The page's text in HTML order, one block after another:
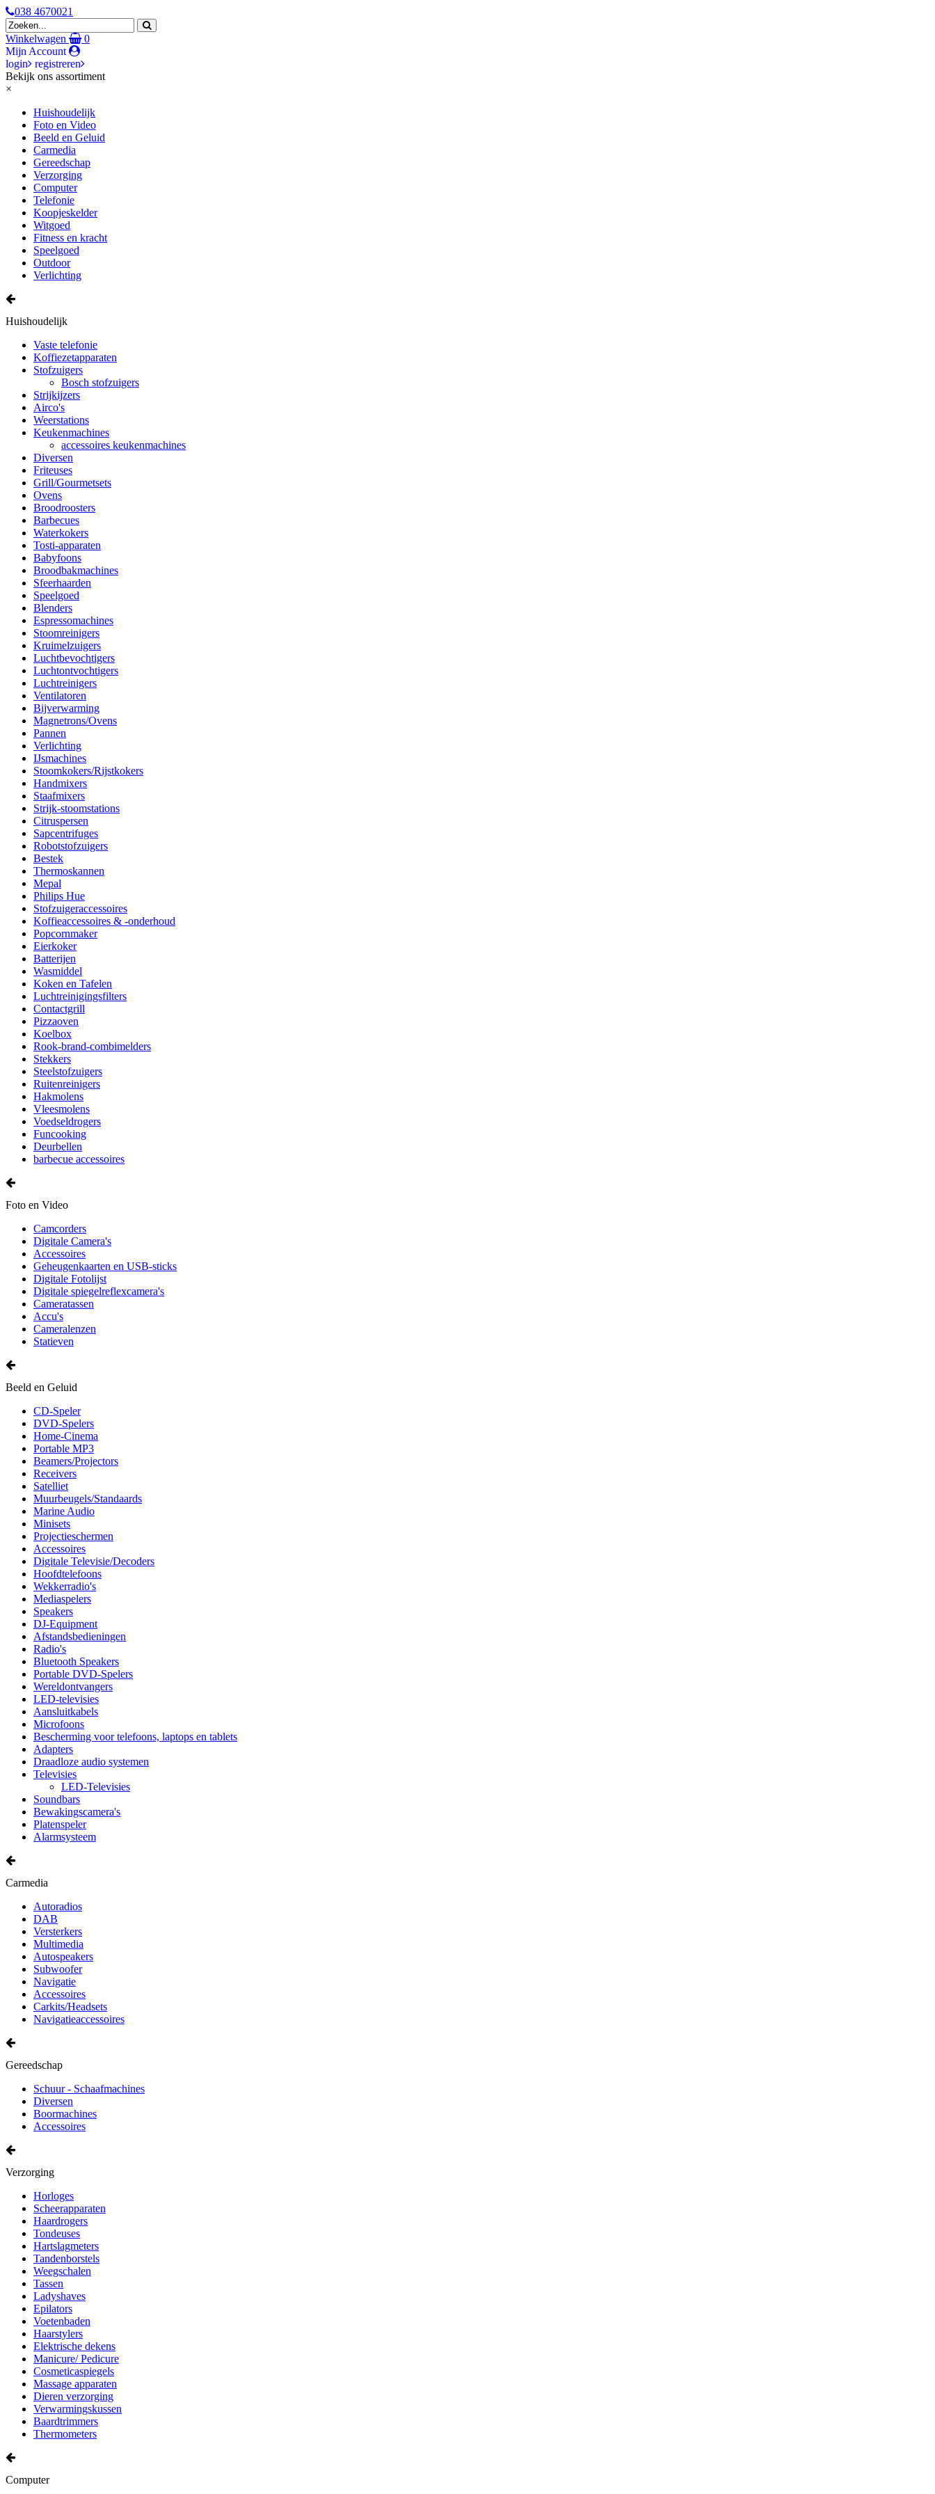
038 4670021
Winkelwagen
0
Mijn Account
login
registreren
Bekijk ons assortiment
×
Huishoudelijk
Foto en Video
Beeld en Geluid
Carmedia
Gereedschap
Verzorging
Computer
Telefonie
Koopjeskelder
Witgoed
Fitness en kracht
Speelgoed
Outdoor
Verlichting
Huishoudelijk
Vaste telefonie
Koffiezetapparaten
Stofzuigers
Bosch stofzuigers
Strijkijzers
Airco's
Weerstations
Keukenmachines
accessoires keukenmachines
Diversen
Friteuses
Grill/Gourmetsets
Ovens
Broodroosters
Barbecues
Waterkokers
Tosti-apparaten
Babyfoons
Broodbakmachines
Sfeerhaarden
Speelgoed
Blenders
Espressomachines
Stoomreinigers
Kruimelzuigers
Luchtbevochtigers
Luchtontvochtigers
Luchtreinigers
Ventilatoren
Bijverwarming
Magnetrons/Ovens
Pannen
Verlichting
IJsmachines
Stoomkokers/Rijstkokers
Handmixers
Staafmixers
Strijk-stoomstations
Citruspersen
Sapcentrifuges
Robotstofzuigers
Bestek
Thermoskannen
Mepal
Philips Hue
Stofzuigeraccessoires
Koffieaccessoires & -onderhoud
Popcornmaker
Eierkoker
Batterijen
Wasmiddel
Koken en Tafelen
Luchtreinigingsfilters
Contactgrill
Pizzaoven
Koelbox
Rook-brand-combimelders
Stekkers
Steelstofzuigers
Ruitenreinigers
Hakmolens
Vleesmolens
Voedseldrogers
Funcooking
Deurbellen
barbecue accessoires
Foto en Video
Camcorders
Digitale Camera's
Accessoires
Geheugenkaarten en USB-sticks
Digitale Fotolijst
Digitale spiegelreflexcamera's
Cameratassen
Accu's
Cameralenzen
Statieven
Beeld en Geluid
CD-Speler
DVD-Spelers
Home-Cinema
Portable MP3
Beamers/Projectors
Receivers
Satelliet
Muurbeugels/Standaards
Marine Audio
Minisets
Projectieschermen
Accessoires
Digitale Televisie/Decoders
Hoofdtelefoons
Wekkerradio's
Mediaspelers
Speakers
DJ-Equipment
Afstandsbedieningen
Radio's
Bluetooth Speakers
Portable DVD-Spelers
Wereldontvangers
LED-televisies
Aansluitkabels
Microfoons
Bescherming voor telefoons, laptops en tablets
Adapters
Draadloze audio systemen
Televisies
LED-Televisies
Soundbars
Bewakingscamera's
Platenspeler
Alarmsysteem
Carmedia
Autoradios
DAB
Versterkers
Multimedia
Autospeakers
Subwoofer
Navigatie
Accessoires
Carkits/Headsets
Navigatieaccessoires
Gereedschap
Schuur - Schaafmachines
Diversen
Boormachines
Accessoires
Verzorging
Horloges
Scheerapparaten
Haardrogers
Tondeuses
Hartslagmeters
Tandenborstels
Weegschalen
Tassen
Ladyshaves
Epilators
Voetenbaden
Haarstylers
Elektrische dekens
Manicure/ Pedicure
Cosmeticaspiegels
Massage apparaten
Dieren verzorging
Verwarmingskussen
Baardtrimmers
Thermometers
Computer